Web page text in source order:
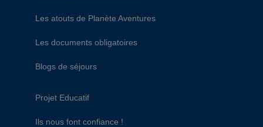
Les atouts de Planète Aventures
Les documents obligatoires
Blogs de séjours
Projet Educatif
Ils nous font confiance !